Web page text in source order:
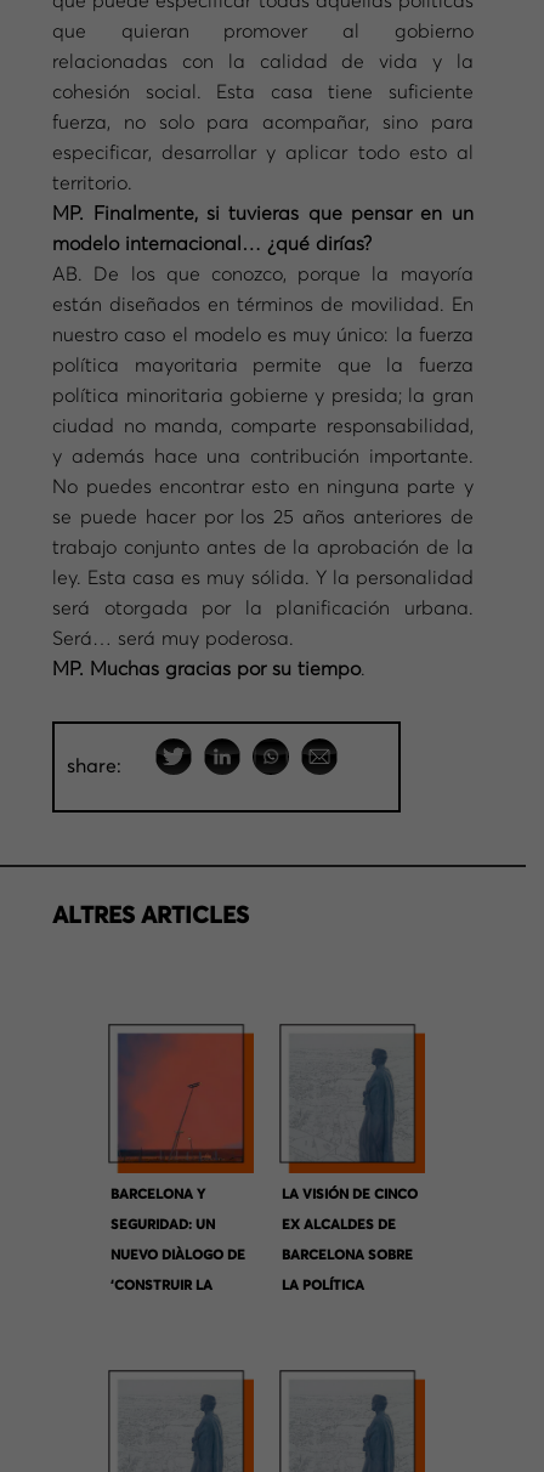
que quieran promover al gobierno
relacionadas con la calidad de vida y la
cohesión social. Esta casa tiene suficiente
fuerza, no solo para acompañar, sino para
especificar, desarrollar y aplicar todo esto al
territorio.
MP. Finalmente, si tuvieras que pensar en un
modelo internacional… ¿qué dirías?
AB. De los que conozco, porque la mayoría
están diseñados en términos de movilidad. En
nuestro caso el modelo es muy único: la fuerza
política mayoritaria permite que la fuerza
política minoritaria gobierne y presida; la gran
ciudad no manda, comparte responsabilidad,
y además hace una contribución importante.
No puedes encontrar esto en ninguna parte y
se puede hacer por los 25 años anteriores de
trabajo conjunto antes de la aprobación de la
ley. Esta casa es muy sólida. Y la personalidad
será otorgada por la planificación urbana.
Será… será muy poderosa.
MP. Muchas gracias por su tiempo.
share:
ALTRES ARTICLES
BARCELONA Y
SEGURIDAD: UN
NUEVO DIÀLOGO DE
‘CONSTRUIR LA
LA VISIÓN DE CINCO
EX ALCALDES DE
BARCELONA SOBRE
LA POLÍTICA